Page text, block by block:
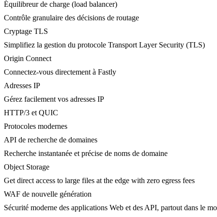
Équilibreur de charge (load balancer)
Contrôle granulaire des décisions de routage
Cryptage TLS
Simplifiez la gestion du protocole Transport Layer Security (TLS)
Origin Connect
Connectez-vous directement à Fastly
Adresses IP
Gérez facilement vos adresses IP
HTTP/3 et QUIC
Protocoles modernes
API de recherche de domaines
Recherche instantanée et précise de noms de domaine
Object Storage
Get direct access to large files at the edge with zero egress fees
WAF de nouvelle génération
Sécurité moderne des applications Web et des API, partout dans le